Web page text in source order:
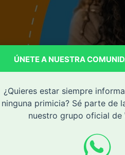
ÚNETE A NUESTRA
¿Quieres estar siempre
ninguna primicia? Sé parte de
nuestro grupo oficial de